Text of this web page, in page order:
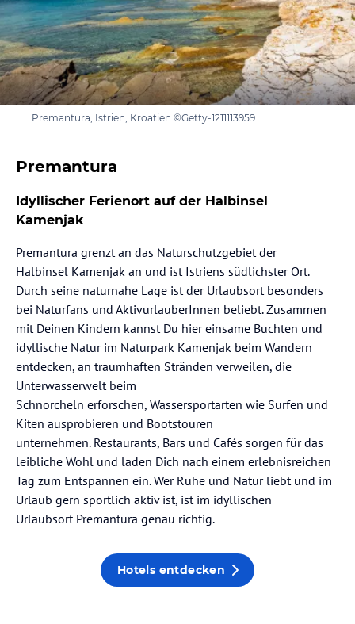
Premantura, Istrien, Kroatien ©Getty-1211113959
Premantura
Idyllischer Ferienort auf der Halbinsel
Kamenjak
Premantura grenzt an das Naturschutzgebiet der
Halbinsel Kamenjak an und ist Istriens südlichster Ort.
Durch seine naturnahe Lage ist der Urlaubsort besonders
bei Naturfans und AktivurlauberInnen beliebt. Zusammen
mit Deinen Kindern kannst Du hier einsame Buchten und
idyllische Natur im Naturpark Kamenjak beim Wandern
entdecken, an traumhaften Stränden verweilen, die
Unterwasserwelt beim
Schnorcheln erforschen, Wassersportarten wie Surfen und
Kiten ausprobieren und Bootstouren
unternehmen. Restaurants, Bars und Cafés sorgen für das
leibliche Wohl und laden Dich nach einem erlebnisreichen
Tag zum Entspannen ein. Wer Ruhe und Natur liebt und im
Urlaub gern sportlich aktiv ist, ist im idyllischen
Urlaubsort Premantura genau richtig.
Hotels entdecken